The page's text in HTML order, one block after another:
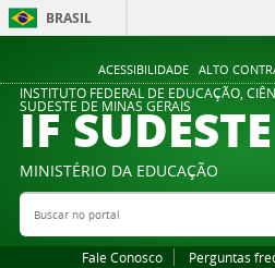
ACESSIBILIDADE ALTO
BRASIL
INSTITUTO FEDERAL DE EDUCAÇÃO,
SUDESTE DE MINAS GERAIS
IF
MINISTÉRIO DA EDUCAÇÃO
Buscar no portal
Fale Conosco Perguntas